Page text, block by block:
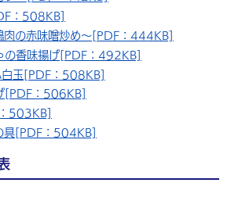
：508KB]
肉の赤味噌炒め～[PDF：444KB]
の香味揚げ[PDF：492KB]
白玉[PDF：508KB]
[PDF：506KB]
503KB]
具[PDF：504KB]